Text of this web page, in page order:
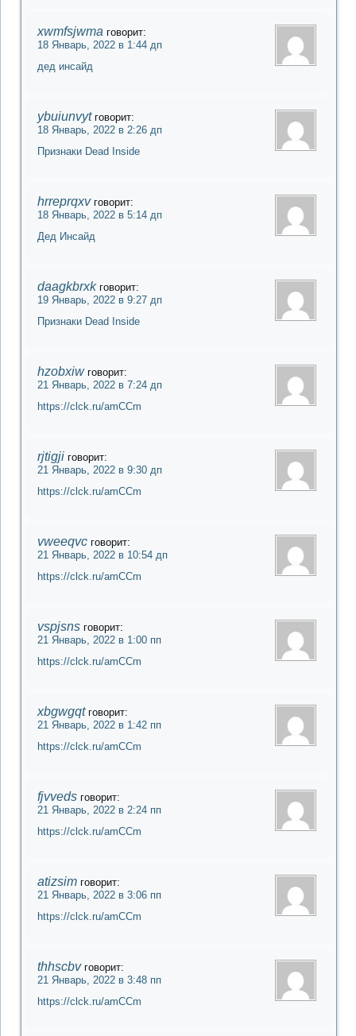
xwmfsjwma говорит:
18 Январь, 2022 в 1:44 дп
дед инсайд
ybuiunvyt говорит:
18 Январь, 2022 в 2:26 дп
Признаки Dead Inside
hrreprqxv говорит:
18 Январь, 2022 в 5:14 дп
Дед Инсайд
daagkbrxk говорит:
19 Январь, 2022 в 9:27 дп
Признаки Dead Inside
hzobxiw говорит:
21 Январь, 2022 в 7:24 дп
https://clck.ru/amCCm
rjtigji говорит:
21 Январь, 2022 в 9:30 дп
https://clck.ru/amCCm
vweeqvc говорит:
21 Январь, 2022 в 10:54 дп
https://clck.ru/amCCm
vspjsns говорит:
21 Январь, 2022 в 1:00 пп
https://clck.ru/amCCm
xbgwgqt говорит:
21 Январь, 2022 в 1:42 пп
https://clck.ru/amCCm
fjvveds говорит:
21 Январь, 2022 в 2:24 пп
https://clck.ru/amCCm
atizsim говорит:
21 Январь, 2022 в 3:06 пп
https://clck.ru/amCCm
thhscbv говорит:
21 Январь, 2022 в 3:48 пп
https://clck.ru/amCCm